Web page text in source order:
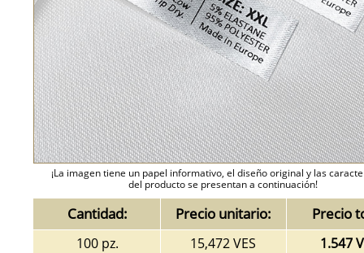
¡La imagen tiene un papel informativo, el diseño original y las
del producto se presentan a continuación!
Cantidad: Precio unitario: Precio
100 pz. 15,472 VES
1.547